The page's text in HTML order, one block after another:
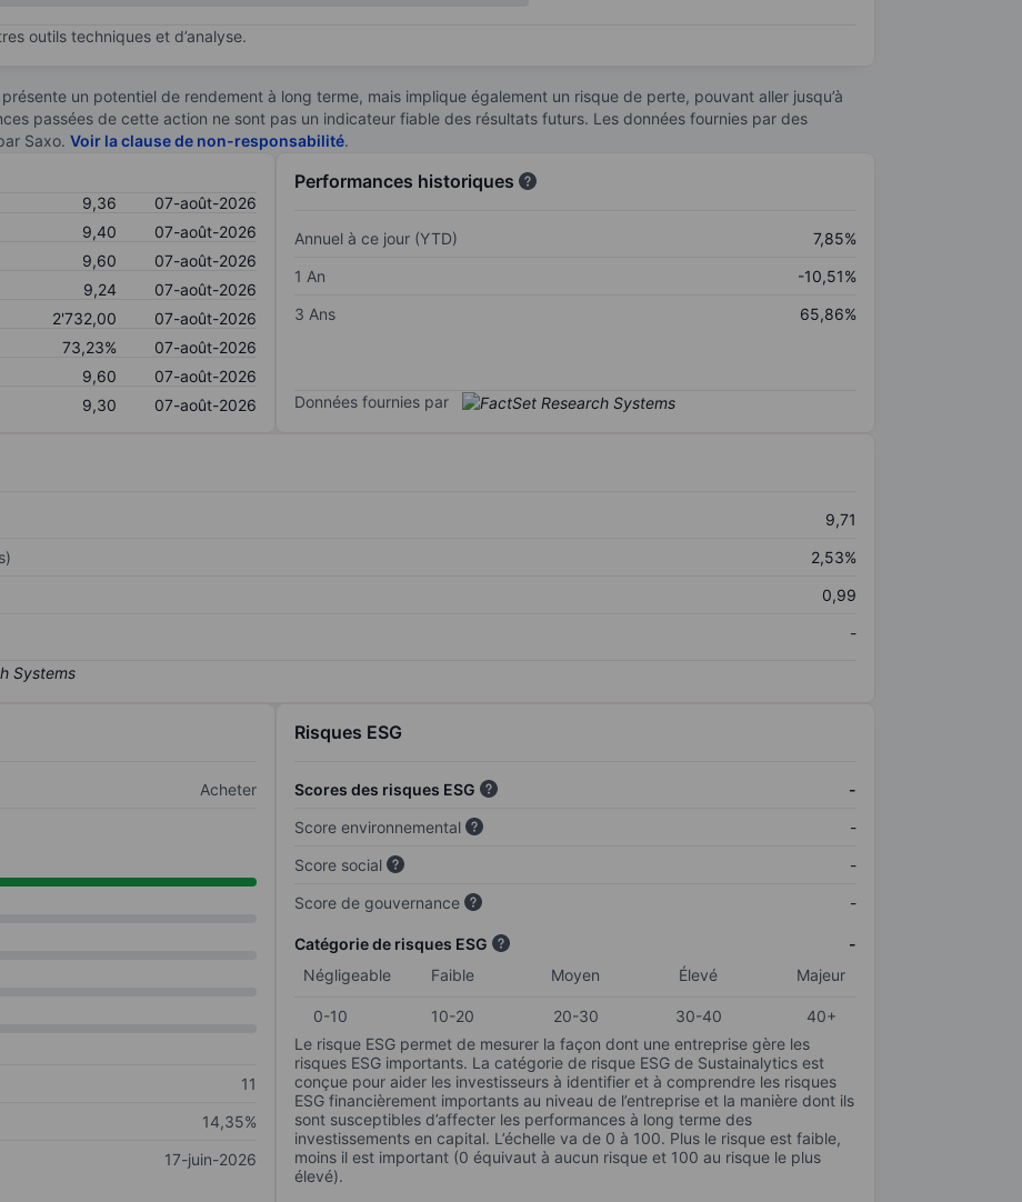
outils techniques et d’analyse.
présente un potentiel de rendement à long terme, mais implique également un risque de perte, pouvant aller jusqu’à
passées de cette action ne sont pas un indicateur fiable des résultats futurs. Les données fournies par des
Saxo. Voir la clause de non-responsabilité.
9,36
07-août-2026
9,40
07-août-2026
9,60
07-août-2026
9,24
07-août-2026
2'732,00
07-août-2026
73,23%
07-août-2026
9,60
07-août-2026
9,30 07-août-2026
Performances historiques
Annuel à ce jour (YTD)
7,85%
1 An
-10,51%
3 Ans
65,86%
Données fournies par
9,71
2,53%
0,99
-
Acheter
11
14,35%
17-juin-2026
Risques ESG
Scores des risques ESG
-
Score environnemental
-
Score social
-
Score de gouvernance
-
Catégorie de risques ESG
-
Négligeable
Faible Moyen Élevé Majeur
0-10 10-20 20-30 30-40
40+
Le risque ESG permet de mesurer la façon dont une entreprise gère les
risques ESG importants. La catégorie de risque ESG de Sustainalytics est
conçue pour aider les investisseurs à identifier et à comprendre les risques
ESG financièrement importants au niveau de l’entreprise et la manière dont ils
sont susceptibles d’affecter les performances à long terme des
investissements en capital. L’échelle va de 0 à 100. Plus le risque est faible,
moins il est important (0 équivaut à aucun risque et 100 au risque le plus
élevé).